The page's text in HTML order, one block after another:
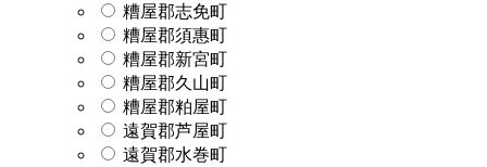
糟屋郡志免町
糟屋郡須惠町
糟屋郡新宮町
糟屋郡久山町
糟屋郡粕屋町
遠賀郡芦屋町
遠賀郡水巻町